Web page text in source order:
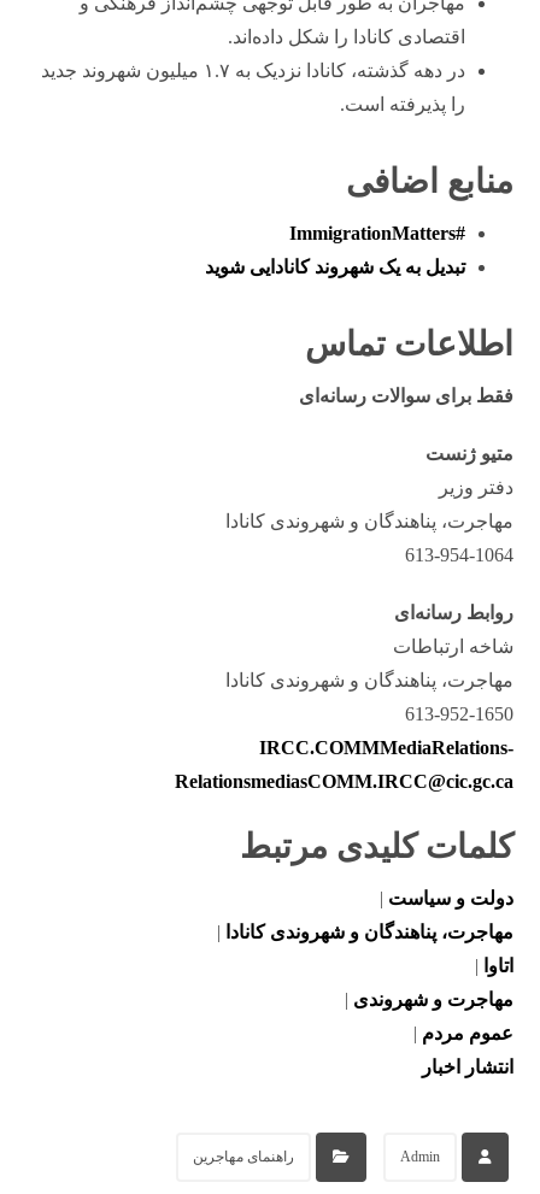
اقتصادی کانادا را شکل داده‌اند.
در دهه گذشته، کانادا نزدیک به ۱.۷ میلیون شهروند جدید
را پذیرفته است.
منابع اضافی
#ImmigrationMatters
تبدیل به یک شهروند کانادایی شوید
اطلاعات تماس
فقط برای سوالات رسانه‌ای
متیو ژنست
دفتر وزیر
مهاجرت، پناهندگان و شهروندی کانادا
613-954-1064
روابط رسانه‌ای
شاخه ارتباطات
مهاجرت، پناهندگان و شهروندی کانادا
613-952-1650
IRCC.COMMMediaRelations-
RelationsmediasCOMM.IRCC@cic.gc.ca
کلمات کلیدی مرتبط
دولت و سیاست
مهاجرت، پناهندگان و شهروندی کانادا
اتاوا
مهاجرت و شهروندی
عموم مردم
انتشار اخبار
Admin راهنمای مهاجرین